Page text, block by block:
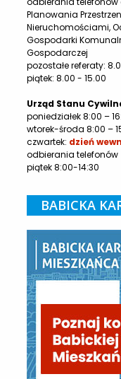
Planowania
Nieruchomościami,
Gospodarki
Gospodarczej
pozostałe referaty:
piątek: 8.00 - 15.00
Urząd Stanu
poniedziałek 8:00 –
wtorek-środa 8:00 –
czwartek: dzień
odbierania telefonów
piątek 8:00-14:30
BABICKA